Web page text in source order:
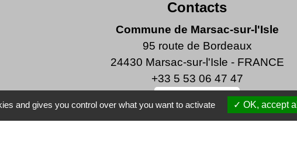
Contacts
Commune de Marsac-sur-l'Isle
95 route de Bordeaux
24430 Marsac-sur-l'Isle - FRANCE
+33 5 53 06 47 47
Écrire à la Mairie
and gives you control over what you want to activate OK, accept all